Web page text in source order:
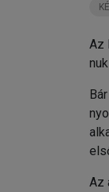
Az
Az